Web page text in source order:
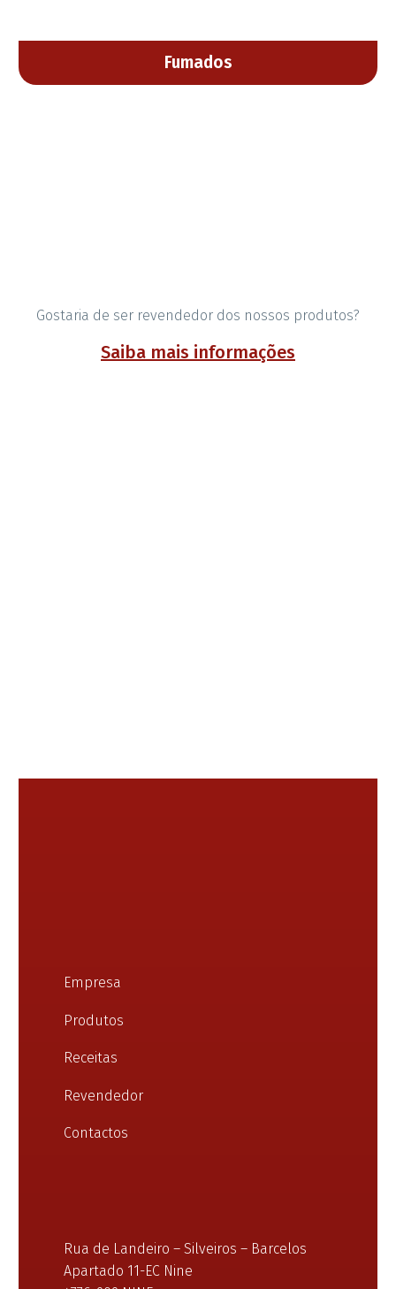
Fumados
Gostaria de ser revendedor dos nossos produtos?
Saiba mais informações
Empresa
Produtos
Receitas
Revendedor
Contactos
Rua de Landeiro – Silveiros – Barcelos
Apartado 11-EC Nine